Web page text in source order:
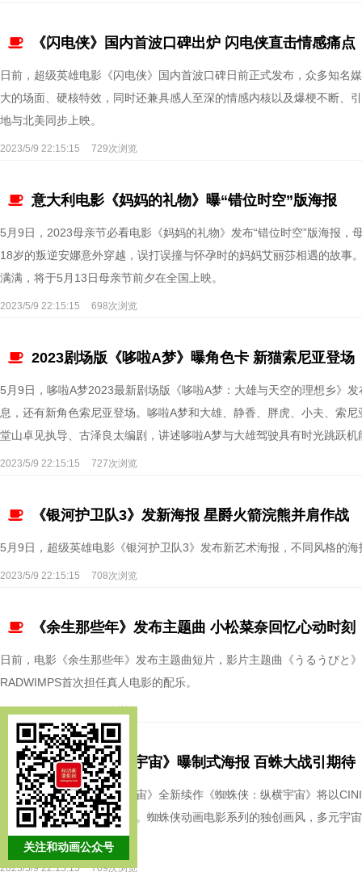
《闪电侠》国内首波口碑出炉 闪电侠直击情感痛点
日前，超级英雄电影《闪电侠》国内首波口碑日前正式发布，众多知名
大的场面、硬核特效，同时还兼具感人至深的情感内核以及爆梗不断、
地与北美同步上映。
2023/5/9 22:15:15 729次浏览
意大利电影《妈妈的礼物》曝“错位时空”版海报
5月9日，2023母亲节必看电影《妈妈的礼物》发布“错位时空”版海报
18岁的叛逆安娜意外穿越，误打误撞与怀孕时的妈妈艾丽莎相遇的故事
满满，将于5月13日母亲节前夕在全国上映。
2023/5/9 22:15:15 698次浏览
2023剧场版《哆啦A梦》曝角色卡 新猫索尼亚登场
5月9日，哆啦A梦2023最新剧场版《哆啦A梦：大雄与天空的理想乡》
息，还有新角色索尼亚登场。哆啦A梦和大雄、静香、胖虎、小夫、索
堂山卓见执导、古泽良太编剧，讲述哆啦A梦与大雄驾驶具有时光跳跃
求的亚特兰提斯和龙宫城等每个人都曾想像
2023/5/9 22:15:15 727次浏览
《银河护卫队3》发新海报 星爵火箭浣熊并肩作战
5月9日，超级英雄电影《银河护卫队3》发布新艺术海报，不同风格的
2023/5/9 22:15:15 708次浏览
《余生那些年》发布主题曲 小松菜奈回忆心动时刻
日前，电影《余生那些年》发布主题曲短片，影片主题曲《うるうびと
RADWIMPS首次担任真人电影的配乐。
《蜘蛛侠：纵横宇宙》曝制式海报 百蛛大战引期待
动画电影《蜘蛛侠：平行宇宙》全新续作《蜘蛛侠：纵横宇宙》将以
线，五款制式海报震撼曝光。蜘蛛侠动画电影系列的独创画风，多元
银幕视听体验。
2023/5/9 22:15:15 709次浏览
关注和动画公众号